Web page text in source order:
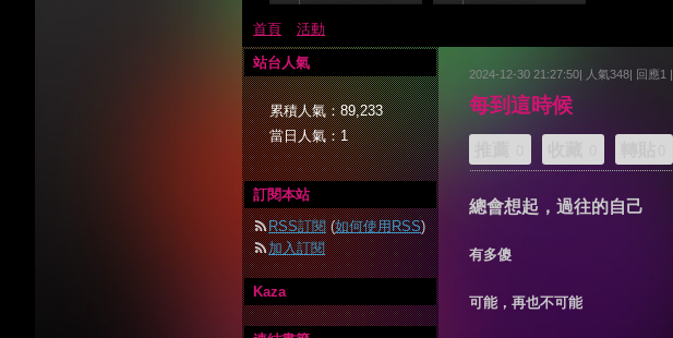
首頁 活動
2024-12-30 21:27:50| 人氣348| 回應1 |
每到這時候
總會想起，過往的自己
有多傻
可能，再也不可能
站台人氣
累積人氣：89,233
當日人氣：1
訂閱本站
RSS訂閱(如何使用RSS)
加入訂閱
Kaza